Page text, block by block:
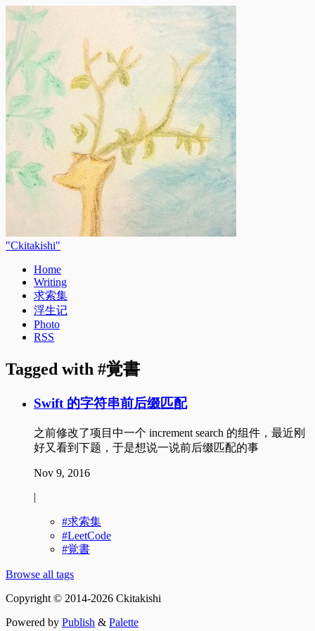
Ckitakishi
Home
Writing
求索集
浮生记
Photo
RSS
Tagged with 覚書
Swift 的字符串前后缀匹配
之前修改了项目中一个 increment search 的组件，最近刚
好又看到下题，于是想说一说前后缀匹配的事
Nov 9, 2016
|
求索集
LeetCode
覚書
Browse all tags
Copyright © 2014-2026 Ckitakishi
Powered by Publish & Palette